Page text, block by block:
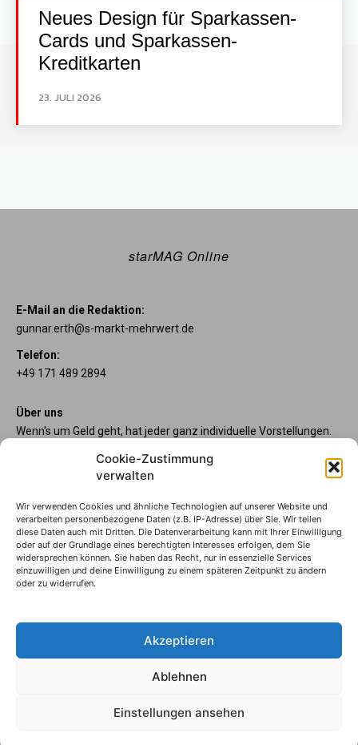
Cookie-Zustimmung
verwalten
Wir verwenden Cookies und ähnliche Technologien auf unserer Website und
verarbeiten personenbezogene Daten (z.B. IP-Adresse) über Sie. Wir teilen
diese Daten auch mit Dritten. Die Datenverarbeitung kann mit Ihrer Einwilligung
oder auf der Grundlage eines berechtigten Interesses erfolgen, dem Sie
widersprechen können. Sie haben das Recht, nur in essenzielle Services
einzuwilligen und deine Einwilligung zu einem späteren Zeitpunkt zu ändern
oder zu widerrufen.
Akzeptieren
Ablehnen
Einstellungen ansehen
Neues Design für Sparkassen-
Cards und Sparkassen-
Kreditkarten
23. JULI 2026
starMAG Online
E-Mail an die Redaktion:
gunnar.erth@s-markt-mehrwert.de
Telefon:
+49 171 489 2894
Über uns
Wenn's um Geld geht, hat jeder ganz individuelle Vorstellungen.
unsere starpac-Konten genau das Richtige für Sie. Die vier
Kontomodelle starpac x-tension, classic, plus und premium
erfahren Sie immer, was es Neues gibt.
Sparkasse Wilhelmshaven
Die starpac-Kontomodelle
Erklärung zur Barrierefreiheit
© S-Markt & Mehrwert & Sparkasse Wilhelmshaven, 2025